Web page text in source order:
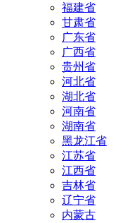
福建省
甘肃省
广东省
广西省
贵州省
河北省
湖北省
河南省
湖南省
黑龙江省
江苏省
江西省
吉林省
辽宁省
内蒙古